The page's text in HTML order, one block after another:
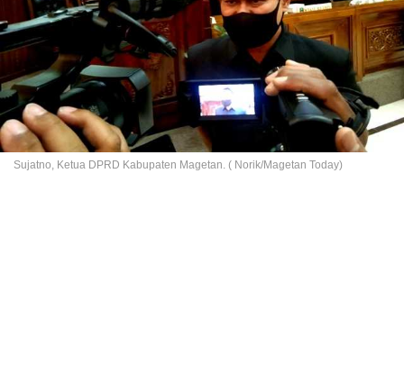
Sujatno, Ketua DPRD Kabupaten Magetan. ( Norik/Magetan Today)